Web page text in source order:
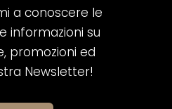
a conoscere le
informazioni su
promozioni ed
Newsletter!